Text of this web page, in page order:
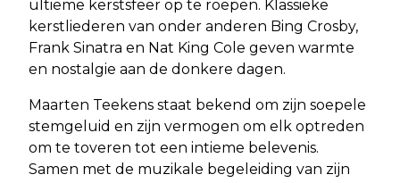
ultieme kerstsfeer op te roepen. Klassieke
kerstliederen van onder anderen Bing Crosby,
Frank Sinatra en Nat King Cole geven warmte
en nostalgie aan de donkere dagen.
Maarten Teekens staat bekend om zijn soepele
stemgeluid en zijn vermogen om elk optreden
om te toveren tot een intieme belevenis.
Samen met de muzikale begeleiding van zijn